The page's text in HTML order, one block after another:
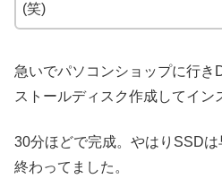
(笑)
急いでパソコンショップに行き
ストールディスク作成してイン
30分ほどで完成。やはりSSD
終わってました。